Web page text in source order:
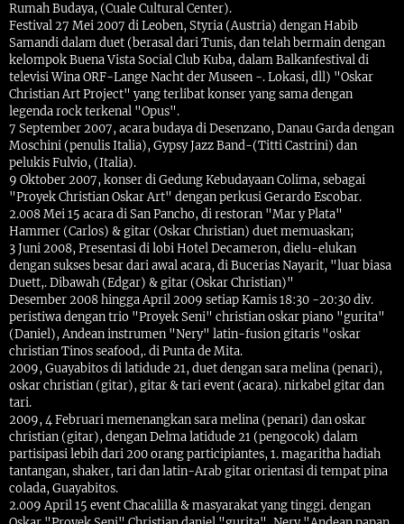
Rumah Budaya, (Cuale Cultural Center).
Festival 27 Mei 2007 di Leoben, Styria (Austria) dengan Habib
Samandi dalam duet (berasal dari Tunis, dan telah bermain dengan
kelompok Buena Vista Social Club Kuba, dalam Balkanfestival di
televisi Wina ORF-Lange Nacht der Museen -. Lokasi, dll) "Oskar
Christian Art Project" yang terlibat konser yang sama dengan
legenda rock terkenal "Opus".
7 September 2007, acara budaya di Desenzano, Danau Garda dengan
Moschini (penulis Italia), Gypsy Jazz Band-(Titti Castrini) dan
pelukis Fulvio, (Italia).
9 Oktober 2007, konser di Gedung Kebudayaan Colima, sebagai
"Proyek Christian Oskar Art" dengan perkusi Gerardo Escobar.
2.008 Mei 15 acara di San Pancho, di restoran "Mar y Plata"
Hammer (Carlos) & gitar (Oskar Christian) duet memuaskan;
3 Juni 2008, Presentasi di lobi Hotel Decameron, dielu-elukan
dengan sukses besar dari awal acara, di Bucerias Nayarit, "luar biasa
Duett,. Dibawah (Edgar) & gitar (Oskar Christian)"
Desember 2008 hingga April 2009 setiap Kamis 18:30 -20:30 div.
peristiwa dengan trio "Proyek Seni" christian oskar piano "gurita"
(Daniel), Andean instrumen "Nery" latin-fusion gitaris "oskar
christian Tinos seafood,. di Punta de Mita.
2009, Guayabitos di latidude 21, duet dengan sara melina (penari),
oskar christian (gitar), gitar & tari event (acara). nirkabel gitar dan
tari.
2009, 4 Februari memenangkan sara melina (penari) dan oskar
christian (gitar), dengan Delma latidude 21 (pengocok) dalam
partisipasi lebih dari 200 orang participiantes, 1. magaritha hadiah
tantangan, shaker, tari dan latin-Arab gitar orientasi di tempat pina
colada, Guayabitos.
2.009 April 15 event Chacalilla & masyarakat yang tinggi. dengan